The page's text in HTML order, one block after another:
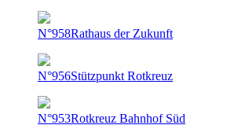
N°958Rathaus der Zukunft
N°956Stützpunkt Rotkreuz
N°953Rotkreuz Bahnhof Süd